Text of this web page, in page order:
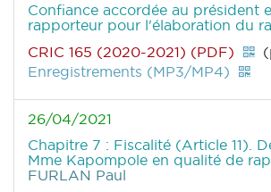
Confiance accordée au président
rapporteur pour l'élaboration du
CRIC 165 (2020-2021) (PDF)
Enregistrements (MP3/MP4)
26/04/2021
Chapitre 7 : Fiscalité (Article 11).
Mme Kapompole en qualité de
FURLAN Paul